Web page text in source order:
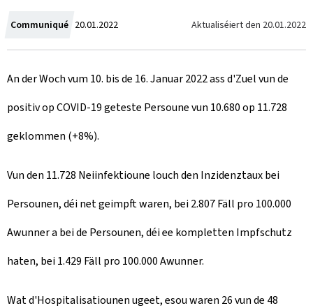
Communiqué C
r
e
a
t
20.01.2022 Aktualiséiert den 20.01.2022
An der Woch vum 10. bis de 16. Januar 2022 ass d'Zuel vun de
positiv op COVID-19 geteste Persoune vun 10.680 op 11.728
geklommen (+8%).
Vun den 11.728 Neiinfektioune louch den Inzidenztaux bei
Persounen, déi net geimpft waren, bei 2.807 Fäll pro 100.000
Awunner a bei de Persounen, déi ee kompletten Impfschutz
haten, bei 1.429 Fäll pro 100.000 Awunner.
Wat d'Hospitalisatiounen ugeet, esou waren 26 vun de 48